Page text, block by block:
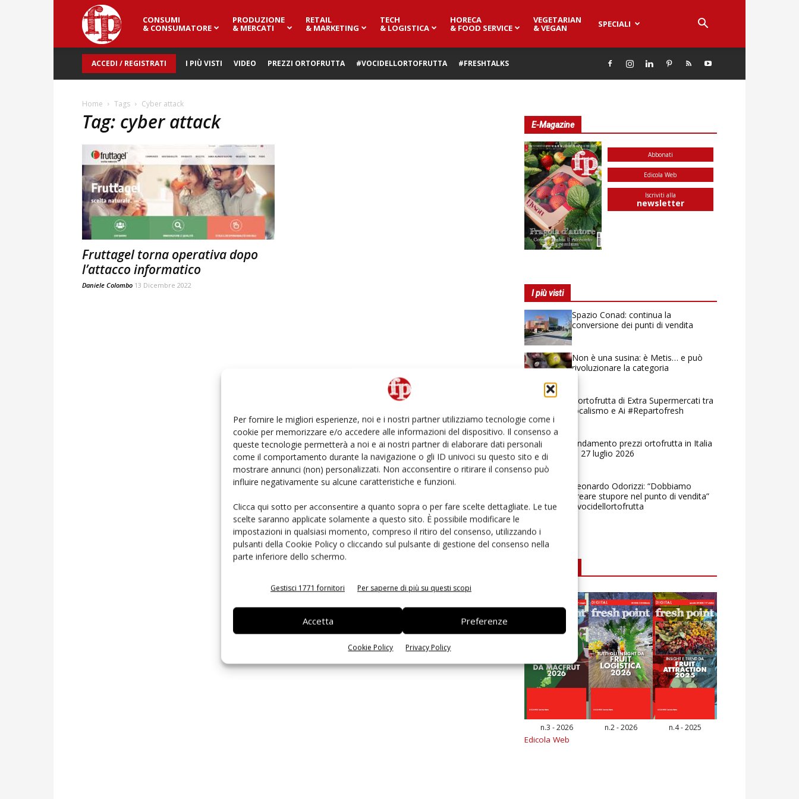
Per fornire le migliori esperienze, noi e i nostri partner utilizziamo tecnologie come i
cookie per memorizzare e/o accedere alle informazioni del dispositivo. Il consenso a
queste tecnologie permetterà a noi e ai nostri partner di elaborare dati personali
come il comportamento durante la navigazione o gli ID univoci su questo sito e di
mostrare annunci (non) personalizzati. Non acconsentire o ritirare il consenso può
influire negativamente su alcune caratteristiche e funzioni.
Clicca qui sotto per acconsentire a quanto sopra o per fare scelte dettagliate. Le tue
scelte saranno applicate solamente a questo sito. È possibile modificare le
impostazioni in qualsiasi momento, compreso il ritiro del consenso, utilizzando i
pulsanti della Cookie Policy o cliccando sul pulsante di gestione del consenso nella
parte inferiore dello schermo.
Gestisci 1771 fornitori Per saperne di più su questi scopi
Accetta Preferenze
Cookie Policy Privacy Policy
Fresh
Point
Magazine
CONSUMI
& CONSUMATORE
PRODUZIONE
& MERCATI
RETAIL
& MARKETING
TECH
& LOGISTICA
HORECA
& FOOD SERVICE
VEGETARIAN
& VEGAN SPECIALI
ACCEDI / REGISTRATI I PIÙ VISTI VIDEO PREZZI ORTOFRUTTA #VOCIDELLORTOFRUTTA #FRESHTALKS
Home Tags Cyber attack
Tag: cyber attack
Fruttagel torna operativa dopo
l’attacco informatico
Daniele Colombo 13 Dicembre 2022
E-Magazine
Abbonati
Edicola Web
Iscriviti alla
newsletter
I più visti
Spazio Conad: continua la
conversione dei punti di vendita
Non è una susina: è Metis… e può
rivoluzionare la categoria
L’ortofrutta di Extra Supermercati tra
localismo e Ai #Repartofresh
Andamento prezzi ortofrutta in Italia
al 27 luglio 2026
Leonardo Odorizzi: “Dobbiamo
creare stupore nel punto di vendita”
#vocidellortofrutta
n.3 - 2026 n.2 - 2026 n.4 - 2025
Edicola Web